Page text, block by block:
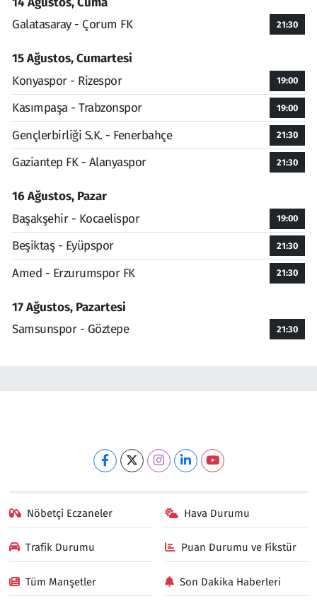
Galatasaray - Çorum FK
21:30
15 Ağustos, Cumartesi
Konyaspor - Rizespor
19:00
Kasımpaşa - Trabzonspor 19:00
Gençlerbirliği S.K. - Fenerbahçe 21:30
Gaziantep FK - Alanyaspor 21:30
16 Ağustos, Pazar
Başakşehir - Kocaelispor
19:00
Beşiktaş - Eyüpspor 21:30
Amed - Erzurumspor FK 21:30
17 Ağustos, Pazartesi
Samsunspor - Göztepe
21:30
Nöbetçi Eczaneler Hava Durumu
Trafik Durumu Puan Durumu ve Fikstür
Tüm Manşetler Son Dakika Haberleri